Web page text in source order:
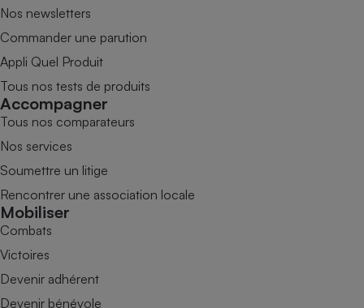
Nos newsletters
Commander une parution
Appli Quel Produit
Tous nos tests de produits
Accompagner
Tous nos comparateurs
Nos services
Soumettre un litige
Rencontrer une association locale
Mobiliser
Combats
Victoires
Devenir adhérent
Devenir bénévole